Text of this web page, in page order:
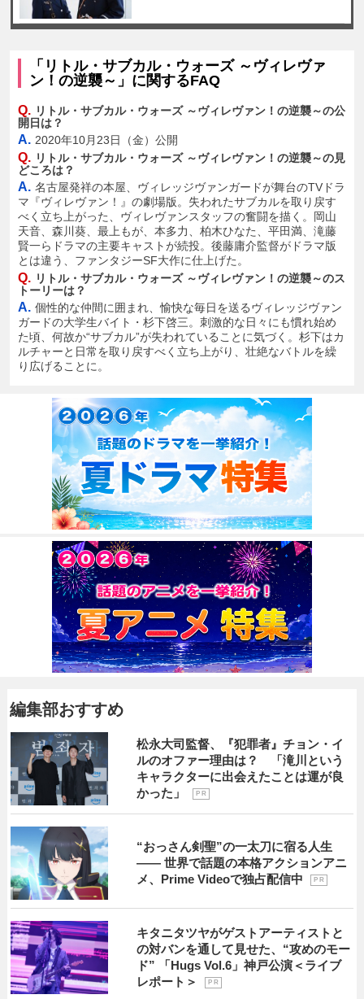
「リトル・サブカル・ウォーズ ～ヴィレヴァ
ン！の逆襲～」に関するFAQ
Q. リトル・サブカル・ウォーズ ～ヴィレヴァン！の逆襲～の公
開日は？
A. 2020年10月23日（金）公開
Q. リトル・サブカル・ウォーズ ～ヴィレヴァン！の逆襲～の見
どころは？
A. 名古屋発祥の本屋、ヴィレッジヴァンガードが舞台のTVドラ
マ『ヴィレヴァン！』の劇場版。失われたサブカルを取り戻す
べく立ち上がった、ヴィレヴァンスタッフの奮闘を描く。岡山
天音、森川葵、最上もが、本多力、柏木ひなた、平田満、滝藤
賢一らドラマの主要キャストが続投。後藤庸介監督がドラマ版
とは違う、ファンタジーSF大作に仕上げた。
Q. リトル・サブカル・ウォーズ ～ヴィレヴァン！の逆襲～のス
トーリーは？
A. 個性的な仲間に囲まれ、愉快な毎日を送るヴィレッジヴァン
ガードの大学生バイト・杉下啓三。刺激的な日々にも慣れ始め
た頃、何故か“サブカル”が失われていることに気づく。杉下はカ
ルチャーと日常を取り戻すべく立ち上がり、壮絶なバトルを繰
り広げることに。
編集部おすすめ
松永大司監督、『犯罪者』チョン・イ
ルのオファー理由は？ 「滝川という
キャラクターに出会えたことは運が良
かった」
P R
“おっさん剣聖”の一太刀に宿る人生
―― 世界で話題の本格アクションアニ
メ、Prime Videoで独占配信中
P R
キタニタツヤがゲストアーティストと
の対バンを通して見せた、“攻めのモー
ド” 「Hugs Vol.6」神戸公演＜ライブ
レポート＞
P R